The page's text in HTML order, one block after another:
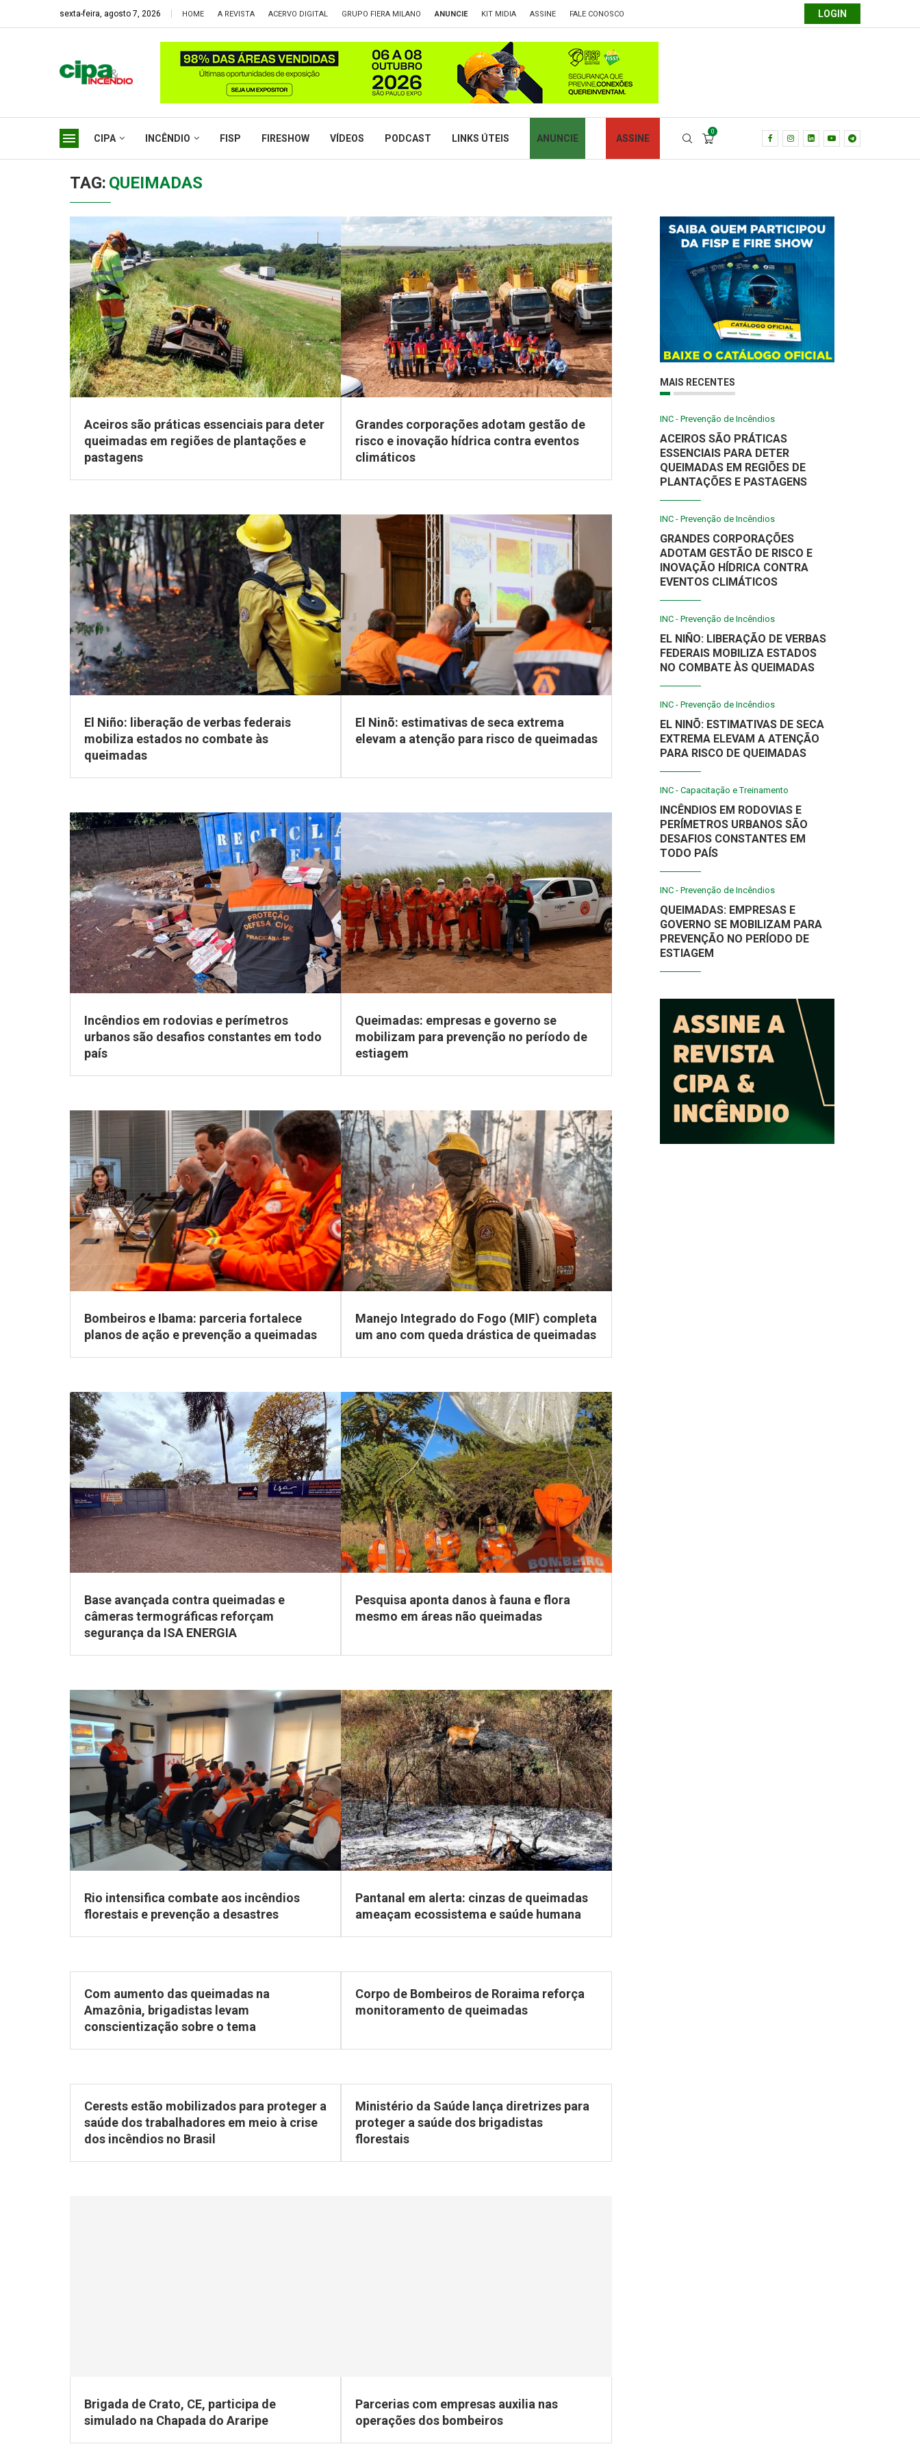
sexta-feira, agosto 7, 2026 HOME A REVISTA ACERVO DIGITAL GRUPO FIERA MILANO ANUNCIE KIT MIDIA ASSINE FALE CONOSCO LOGIN
CIPA INCÊNDIO FISP FIRESHOW VÍDEOS PODCAST LINKS ÚTEIS ANUNCIE ASSINE
0
TAG: QUEIMADAS
Aceiros são práticas essenciais para deter
queimadas em regiões de plantações e
pastagens
Grandes corporações adotam gestão de
risco e inovação hídrica contra eventos
climáticos
El Niño: liberação de verbas federais
mobiliza estados no combate às
queimadas
El Ninõ: estimativas de seca extrema
elevam a atenção para risco de queimadas
Incêndios em rodovias e perímetros
urbanos são desafios constantes em todo
país
Queimadas: empresas e governo se
mobilizam para prevenção no período de
estiagem
Bombeiros e Ibama: parceria fortalece
planos de ação e prevenção a queimadas
Manejo Integrado do Fogo (MIF) completa
um ano com queda drástica de queimadas
Base avançada contra queimadas e
câmeras termográficas reforçam
segurança da ISA ENERGIA
Pesquisa aponta danos à fauna e flora
mesmo em áreas não queimadas
Rio intensifica combate aos incêndios
florestais e prevenção a desastres
Pantanal em alerta: cinzas de queimadas
ameaçam ecossistema e saúde humana
Com aumento das queimadas na
Amazônia, brigadistas levam
conscientização sobre o tema
Corpo de Bombeiros de Roraima reforça
monitoramento de queimadas
Cerests estão mobilizados para proteger a
saúde dos trabalhadores em meio à crise
dos incêndios no Brasil
Ministério da Saúde lança diretrizes para
proteger a saúde dos brigadistas
florestais
Brigada de Crato, CE, participa de
simulado na Chapada do Araripe
Parcerias com empresas auxilia nas
operações dos bombeiros
MAIS RECENTES
INC - Prevenção de Incêndios
ACEIROS SÃO PRÁTICAS
ESSENCIAIS PARA DETER
QUEIMADAS EM REGIÕES DE
PLANTAÇÕES E PASTAGENS
INC - Prevenção de Incêndios
GRANDES CORPORAÇÕES
ADOTAM GESTÃO DE RISCO E
INOVAÇÃO HÍDRICA CONTRA
EVENTOS CLIMÁTICOS
INC - Prevenção de Incêndios
EL NIÑO: LIBERAÇÃO DE VERBAS
FEDERAIS MOBILIZA ESTADOS
NO COMBATE ÀS QUEIMADAS
INC - Prevenção de Incêndios
EL NINÕ: ESTIMATIVAS DE SECA
EXTREMA ELEVAM A ATENÇÃO
PARA RISCO DE QUEIMADAS
INC - Capacitação e Treinamento
INCÊNDIOS EM RODOVIAS E
PERÍMETROS URBANOS SÃO
DESAFIOS CONSTANTES EM
TODO PAÍS
INC - Prevenção de Incêndios
QUEIMADAS: EMPRESAS E
GOVERNO SE MOBILIZAM PARA
PREVENÇÃO NO PERÍODO DE
ESTIAGEM